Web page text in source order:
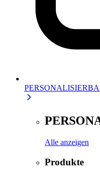
Alle anzeigen
Produkte